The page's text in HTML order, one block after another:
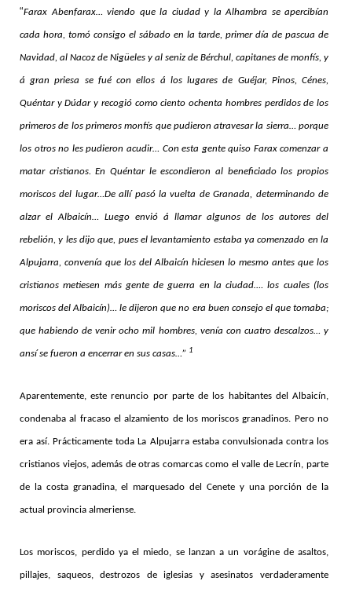
“Farax Abenfarax… viendo que la ciudad y la Alhambra se apercibían
cada hora, tomó consigo el sábado en la tarde, primer día de pascua de
Navidad, al Nacoz de Nigüeles y al seniz de Bérchul, capitanes de monfís, y
á gran priesa se fué con ellos á los lugares de Guéjar, Pinos, Cénes,
Quéntar y Dúdar y recogió como ciento ochenta hombres perdidos de los
primeros de los primeros monfís que pudieron atravesar la sierra… porque
los otros no les pudieron acudir… Con esta gente quiso Farax comenzar a
matar cristianos. En Quéntar le escondieron al beneficiado los propios
moriscos del lugar…De allí pasó la vuelta de Granada, determinando de
alzar el Albaicín… Luego envió á llamar algunos de los autores del
rebelión, y les dijo que, pues el levantamiento estaba ya comenzado en la
Alpujarra, convenía que los del Albaicín hiciesen lo mesmo antes que los
cristianos metiesen más gente de guerra en la ciudad…. los cuales (los
moriscos del Albaicín)… le dijeron que no era buen consejo el que tomaba;
que habiendo de venir ocho mil hombres, venía con cuatro descalzos… y
ansí se fueron a encerrar en sus casas…” 1
Aparentemente, este renuncio por parte de los habitantes del Albaicín,
condenaba al fracaso el alzamiento de los moriscos granadinos. Pero no
era así. Prácticamente toda La Alpujarra estaba convulsionada contra los
cristianos viejos, además de otras comarcas como el valle de Lecrín, parte
de la costa granadina, el marquesado del Cenete y una porción de la
actual provincia almeriense.
Los moriscos, perdido ya el miedo, se lanzan a un vorágine de asaltos,
pillajes, saqueos, destrozos de iglesias y asesinatos verdaderamente